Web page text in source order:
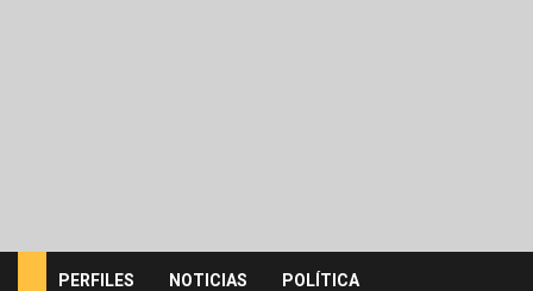
PERFILES NOTICIAS POLÍTICA